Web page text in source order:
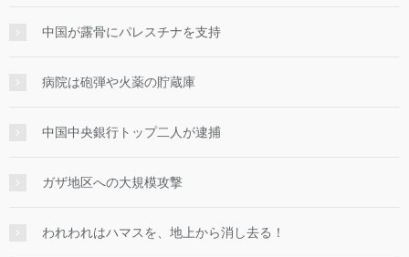
中国が露骨にパレスチナを支持
病院は砲弾や火薬の貯蔵庫
中国中央銀行トップ二人が逮捕
ガザ地区への大規模攻撃
われわれはハマスを、地上から消し去る！